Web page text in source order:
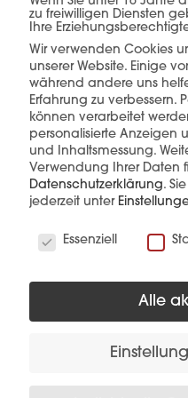
mehr erfahren
Diese
zu freiwilligen Diensten
Ihre
Wir verwenden Cookies
unserer Website. Einige
während andere uns
Erfahrung zu verbessern.
können verarbeitet
personalisierte Anzeigen
und Inhaltsmessung.
Verwendung Ihrer Daten
Datenschutzerklärung.
jederzeit unter
Essenziell
Alle